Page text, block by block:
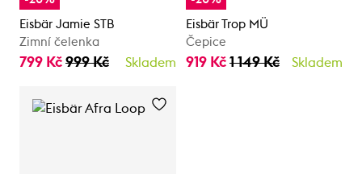
Eisbär Jamie STB
Zimní čelenka
799 Kč 999 Kč Skladem
Eisbär Trop MÜ
Čepice
919 Kč 1 149 Kč Skladem